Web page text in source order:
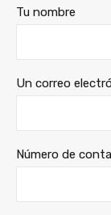
Tu nombre
Un correo
Número de